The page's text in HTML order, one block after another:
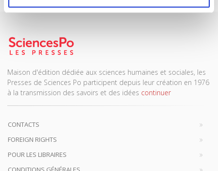
Maison d'édition dédiée aux sciences humaines et sociales, les
Presses de Sciences Po participent depuis leur création en 1976
à la transmission des savoirs et des idées continuer
CONTACTS
FOREIGN RIGHTS
POUR LES LIBRAIRES